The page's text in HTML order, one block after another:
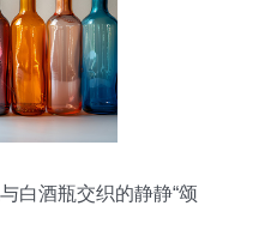
白酒瓶交织的静静“颂